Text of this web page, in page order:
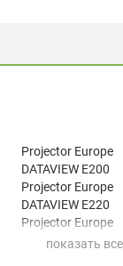
Projector Europe
DATAVIEW E200
Projector Europe
DATAVIEW E220
Projector Europe
TRAVELER 747